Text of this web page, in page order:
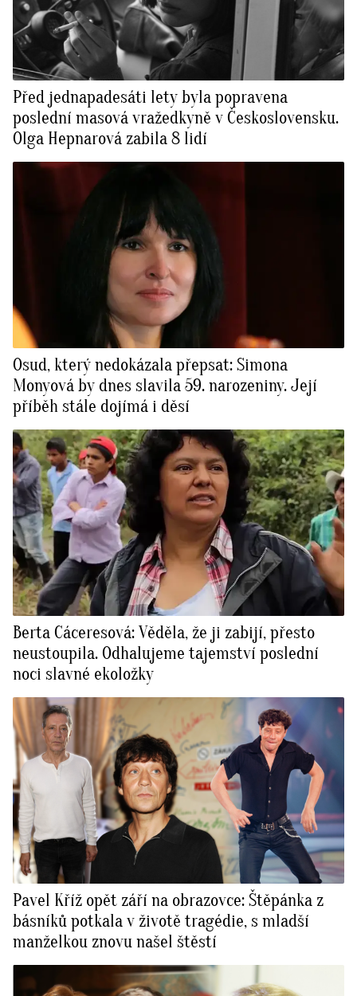
Před jednapadesáti lety byla popravena
poslední masová vražedkyně v Československu.
Olga Hepnarová zabila 8 lidí
Osud, který nedokázala přepsat: Simona
Monyová by dnes slavila 59. narozeniny. Její
příběh stále dojímá i děsí
Berta Cáceresová: Věděla, že ji zabijí, přesto
neustoupila. Odhalujeme tajemství poslední
noci slavné ekoložky
Pavel Kříž opět září na obrazovce: Štěpánka z
básníků potkala v životě tragédie, s mladší
manželkou znovu našel štěstí